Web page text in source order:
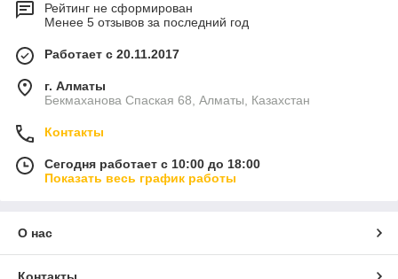
Рейтинг не сформирован
Менее 5 отзывов за последний год
Работает с 20.11.2017
г. Алматы
Бекмаханова Спаская 68, Алматы, Казахстан
Контакты
Сегодня работает с 10:00 до 18:00
Показать весь график работы
О нас